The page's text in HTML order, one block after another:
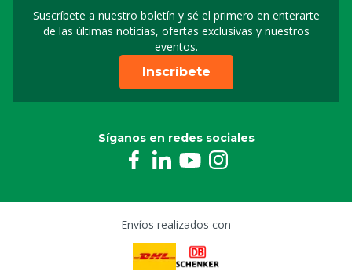
Suscríbete a nuestro boletín y sé el primero en enterarte
de las últimas noticias, ofertas exclusivas y nuestros
eventos.
Suscripción a nuestro
Inscríbete
Síganos en redes sociales
Envíos realizados con